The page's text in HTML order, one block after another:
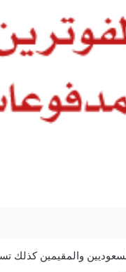
والمقيمين كذلك